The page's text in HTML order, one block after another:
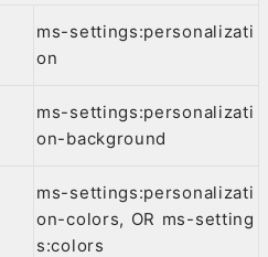
ms-settings:personalizati
on
ms-settings:personalizati
on-background
ms-settings:personalizati
on-colors, OR ms-setting
s:colors